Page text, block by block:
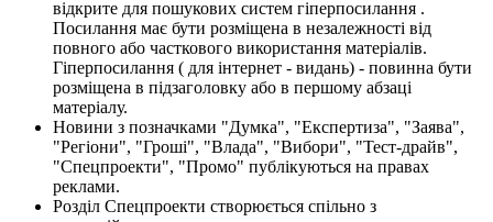
відкрите для пошукових систем гіперпосилання .
Посилання має бути розміщена в незалежності від
повного або часткового використання матеріалів.
Гіперпосилання ( для інтернет - видань) - повинна бути
розміщена в підзаголовку або в першому абзаці
матеріалу.
Новини з позначками "Думка", "Експертиза", "Заява",
"Регіони", "Гроші", "Влада", "Вибори", "Тест-драйв",
"Спецпроекти", "Промо" публікуються на правах
реклами.
Розділ Спецпроекти створюється спільно з